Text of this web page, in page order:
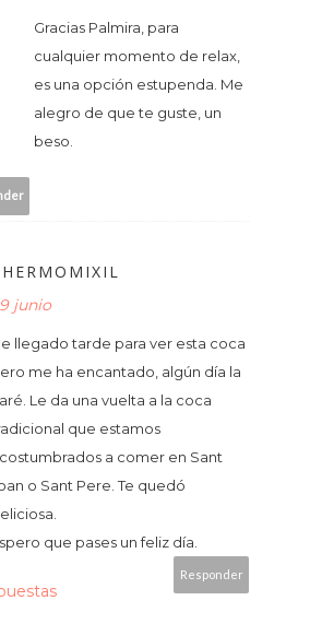
Gracias Palmira, para
cualquier momento de relax,
es una opción estupenda. Me
alegro de que te guste, un
beso.
junio
llegado tarde para ver esta coca
me ha encantado, algún día la
Le da una vuelta a la coca
que estamos
a comer en Sant
o Sant Pere. Te quedó
que pases un feliz día.
Responder